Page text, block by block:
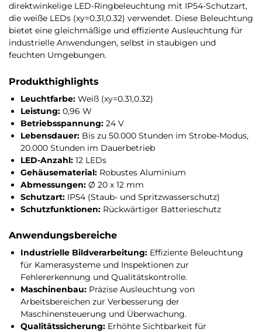
direktwinkelige LED-Ringbeleuchtung mit IP54-Schutzart,
die weiße LEDs (xy=0.31,0.32) verwendet. Diese Beleuchtung
bietet eine gleichmäßige und effiziente Ausleuchtung für
industrielle Anwendungen, selbst in staubigen und
feuchten Umgebungen.
Produkthighlights
Leuchtfarbe: Weiß (xy=0.31,0.32)
Leistung: 0,96 W
Betriebsspannung: 24 V
Lebensdauer: Bis zu 50.000 Stunden im Strobe-Modus,
20.000 Stunden im Dauerbetrieb
LED-Anzahl: 12 LEDs
Gehäusematerial: Robustes Aluminium
Abmessungen: Ø 20 x 12 mm
Schutzart: IP54 (Staub- und Spritzwasserschutz)
Schutzfunktionen: Rückwärtiger Batterieschutz
Anwendungsbereiche
Industrielle Bildverarbeitung: Effiziente Beleuchtung
für Kamerasysteme und Inspektionen zur
Fehlererkennung und Qualitätskontrolle.
Maschinenbau: Präzise Ausleuchtung von
Arbeitsbereichen zur Verbesserung der
Maschinensteuerung und Überwachung.
Qualitätssicherung: Erhöhte Sichtbarkeit für